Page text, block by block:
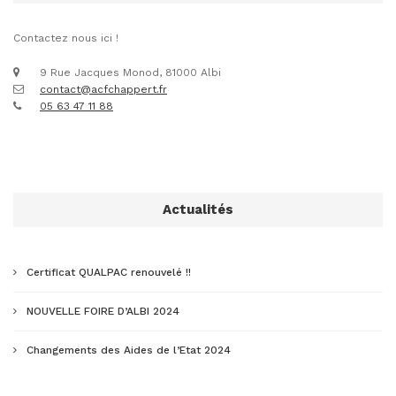
Contactez nous ici !
9 Rue Jacques Monod, 81000 Albi
contact@acfchappert.fr
05 63 47 11 88
Actualités
Certificat QUALPAC renouvelé !!
NOUVELLE FOIRE D’ALBI 2024
Changements des Aides de l’Etat 2024